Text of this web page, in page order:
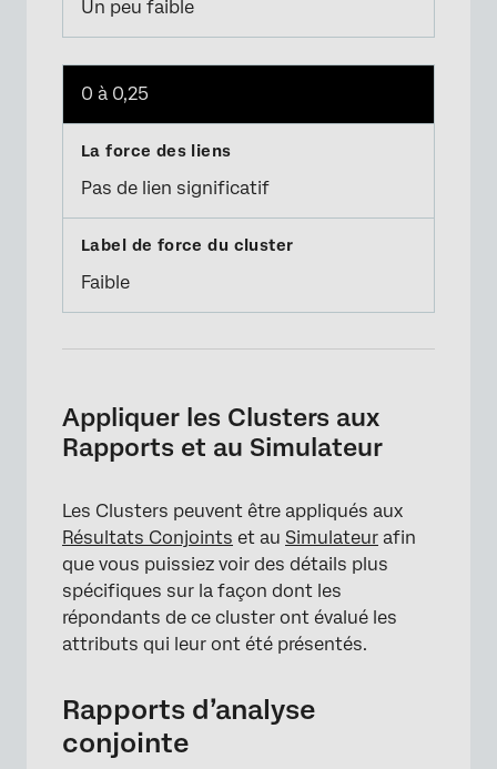
Un peu faible
0 à 0,25
Pas de lien significatif
Faible
Appliquer les Clusters aux
Rapports et au Simulateur
Les Clusters peuvent être appliqués aux
Résultats Conjoints et au Simulateur afin
que vous puissiez voir des détails plus
spécifiques sur la façon dont les
répondants de ce cluster ont évalué les
attributs qui leur ont été présentés.
Rapports d’analyse
conjointe